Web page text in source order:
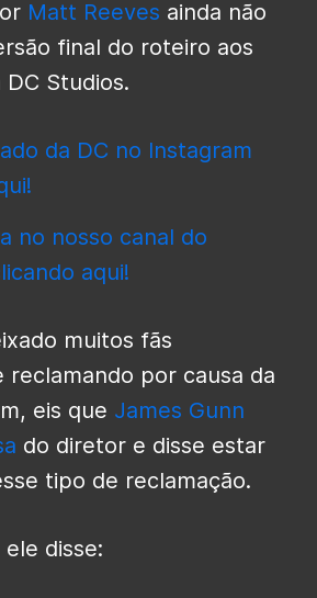
Matt Reeves ainda não
final do roteiro aos
Studios.
da DC no Instagram
no nosso canal do
aqui!
muitos fãs
reclamando por causa da
eis que James Gunn
do diretor e disse estar
tipo de reclamação.
disse: